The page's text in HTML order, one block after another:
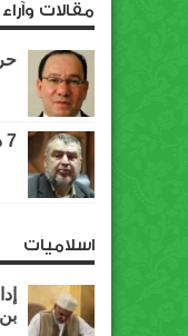
مقالات وآراء
7 دروس مستفادة من ثورة يناير
اسلاميات